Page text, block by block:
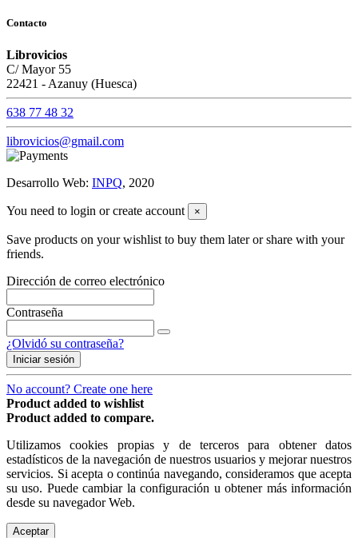
Contacto
Librovicios
C/ Mayor 55
22421 - Azanuy (Huesca)
638 77 48 32
librovicios@gmail.com
Desarrollo Web: INPQ, 2020
You need to login or create account ×
Save products on your wishlist to buy them later or share with your
friends.
Dirección de correo electrónico
Contraseña
¿Olvidó su contraseña?
Iniciar sesión
No account? Create one here
Product added to wishlist
Product added to compare.
Utilizamos cookies propias y de terceros para obtener datos
estadísticos de la navegación de nuestros usuarios y mejorar nuestros
servicios. Si acepta o continúa navegando, consideramos que acepta
su uso. Puede cambiar la configuración u obtener más información
desde su navegador Web.
Aceptar